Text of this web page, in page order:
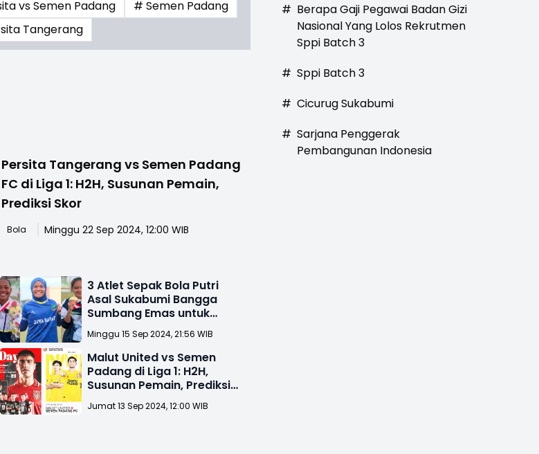
vs Semen Padang
# Semen Padang
Tangerang
Persita Tangerang vs Semen Padang
FC di Liga 1: H2H, Susunan Pemain,
Prediksi Skor
Bola Minggu 22 Sep 2024, 12:00 WIB
3 Atlet Sepak Bola Putri
Asal Sukabumi Bangga
Sumbang Emas untuk
Jabar di PON
Minggu 15 Sep 2024, 21:56 WIB
Malut United vs Semen
Padang di Liga 1: H2H,
Susunan Pemain, Prediksi
Skor dan Link Live
Streaming
Jumat 13 Sep 2024, 12:00 WIB
# Berapa Gaji Pegawai Badan Gizi
Nasional Yang Lolos Rekrutmen
Sppi Batch 3
# Sppi Batch 3
# Cicurug Sukabumi
# Sarjana Penggerak
Pembangunan Indonesia